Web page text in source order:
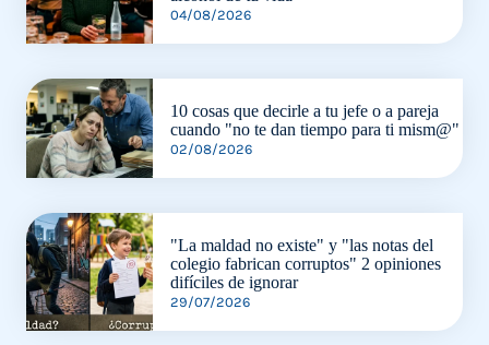
04/08/2026
10 cosas que decirle a tu jefe o a pareja
cuando "no te dan tiempo para ti mism@"
02/08/2026
"La maldad no existe" y "las notas del
colegio fabrican corruptos" 2 opiniones
difíciles de ignorar
29/07/2026